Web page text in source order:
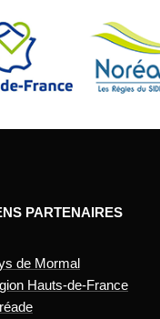
PARTENAIRES
de Mormal
Hauts-de-France